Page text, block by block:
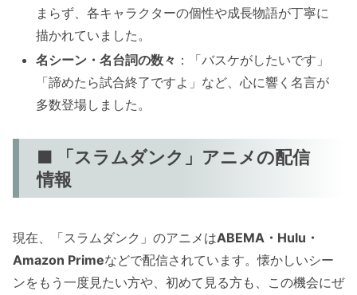
まらず、各キャラクターの個性や成長物語が丁寧に
描かれていました。
名シーン・名台詞の数々 ：「バスケがしたいです」
「諦めたら試合終了ですよ」など、心に響く名言が
多数登場しました。
■ 「スラムダンク」アニメの配信
情報
現在、「スラムダンク」のアニメはABEMA・Hulu・
Amazon Primeなどで配信されています。懐かしいシー
ンをもう一度見たい方や、初めて見る方も、この機会にぜ